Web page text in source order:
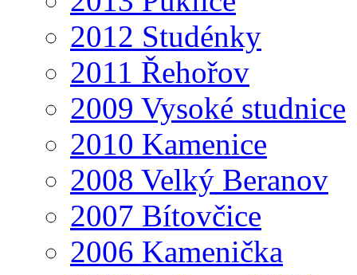
2012 Studénky
2011 Řehořov
2009 Vysoké studnice
2010 Kamenice
2008 Velký Beranov
2007 Bítovčice
2006 Kamenička